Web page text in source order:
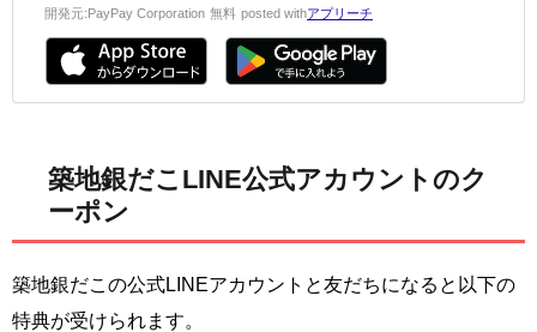
開発元:PayPay Corporation 無料 posted withアプリーチ
築地銀だこLINE公式アカウントのク
ーポン
築地銀だこの公式LINEアカウントと友だちになると以下の
特典が受けられます。